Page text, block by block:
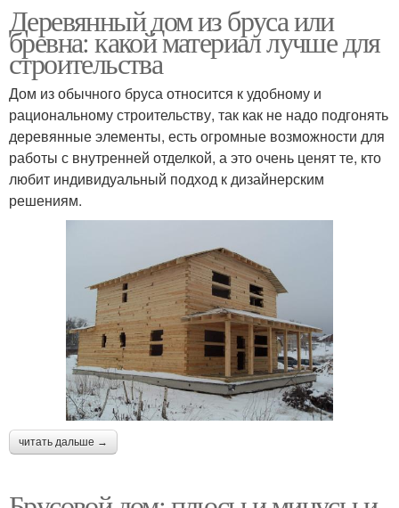
Деревянный дом из бруса или
бревна: какой материал лучше для
строительства
Дом из обычного бруса относится к удобному и
рациональному строительству, так как не надо подгонять
деревянные элементы, есть огромные возможности для
работы с внутренней отделкой, а это очень ценят те, кто
любит индивидуальный подход к дизайнерским
решениям.
читать дальше →